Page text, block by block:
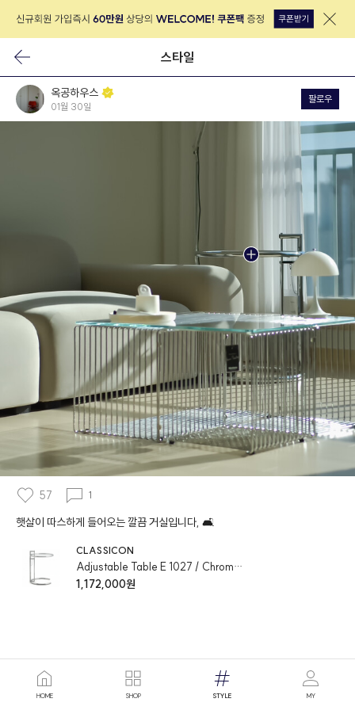
스타일
옥공하우스
01월 30일
팔로우
57 1
햇살이 따스하게 들어오는 깔끔 거실입니다, 🛋️
CLASSICON
Adjustable Table E 1027 / Chrome & Crystal Glass Clear
1,172,000원
HOME SHOP STYLE MY